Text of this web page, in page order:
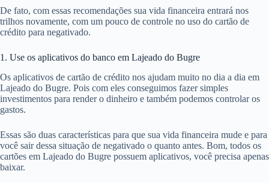
De fato, com essas recomendações sua vida financeira entrará nos
trilhos novamente, com um pouco de controle no uso do cartão de
crédito para negativado.
1. Use os aplicativos do banco em Lajeado do Bugre
Os aplicativos de cartão de crédito nos ajudam muito no dia a dia em
Lajeado do Bugre. Pois com eles conseguimos fazer simples
investimentos para render o dinheiro e também podemos controlar os
gastos.
Essas são duas características para que sua vida financeira mude e para
você sair dessa situação de negativado o quanto antes. Bom, todos os
cartões em Lajeado do Bugre possuem aplicativos, você precisa apenas
baixar.